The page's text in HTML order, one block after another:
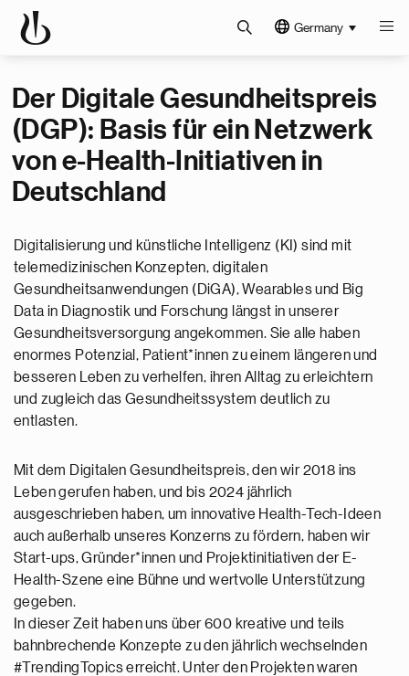
Germany
Der Digitale Gesundheitspreis
(DGP): Basis für ein Netzwerk
von e-Health-Initiativen in
Deutschland
Digitalisierung und künstliche Intelligenz (KI) sind mit
telemedizinischen Konzepten, digitalen
Gesundheitsanwendungen (DiGA), Wearables und Big
Data in Diagnostik und Forschung längst in unserer
Gesundheitsversorgung angekommen. Sie alle haben
enormes Potenzial, Patient*innen zu einem längeren und
besseren Leben zu verhelfen, ihren Alltag zu erleichtern
und zugleich das Gesundheitssystem deutlich zu
entlasten.
Mit dem Digitalen Gesundheitspreis, den wir 2018 ins
Leben gerufen haben, und bis 2024 jährlich
ausgeschrieben haben, um innovative Health-Tech-Ideen
auch außerhalb unseres Konzerns zu fördern, haben wir
Start-ups, Gründer*innen und Projektinitiativen der E-
Health-Szene eine Bühne und wertvolle Unterstützung
gegeben.
In dieser Zeit haben uns über 600 kreative und teils
bahnbrechende Konzepte zu den jährlich wechselnden
#TrendingTopics erreicht. Unter den Projekten waren